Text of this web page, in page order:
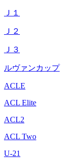
Ｊ１
Ｊ２
Ｊ３
ルヴァンカップ
ACLE
ACL Elite
ACL2
ACL Two
U-21